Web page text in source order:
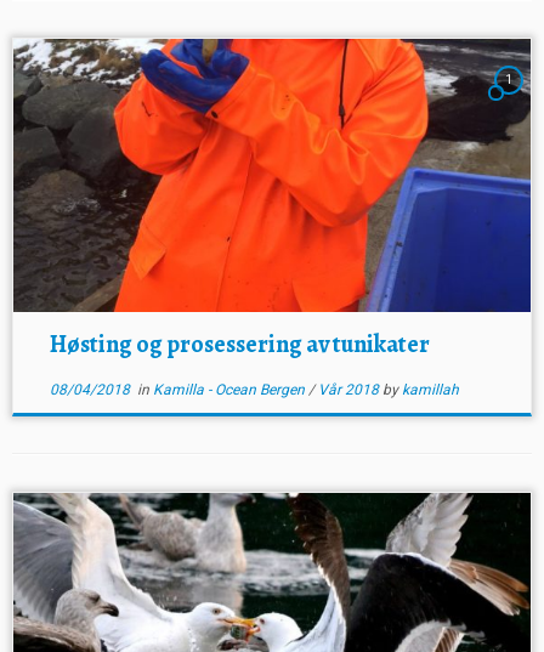
1
Høsting og prosessering av tunikater
08/04/2018in Kamilla - Ocean Bergen / Vår 2018 by kamillah